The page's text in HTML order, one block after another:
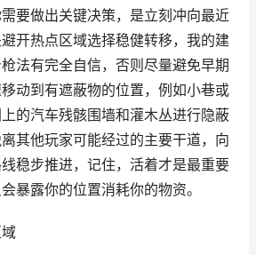
要做出关键决策，是立刻冲向最近
开热点区域选择稳健转移，我的建
法有完全自信，否则尽量避免早期
动到有遮蔽物的位置，例如小巷或
的汽车残骸围墙和灌木丛进行隐蔽
其他玩家可能经过的主要干道，向
稳步推进，记住，活着才是最重要
暴露你的位置消耗你的物资。